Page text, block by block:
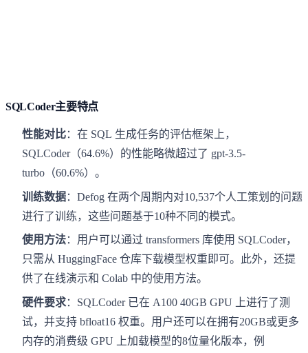
SQLCoder主要特点
性能对比：在 SQL 生成任务的评估框架上，
SQLCoder（64.6%）的性能略微超过了 gpt-3.5-
turbo（60.6%）。
训练数据：Defog 在两个周期内对10,537个人工策划的问题
进行了训练，这些问题基于10种不同的模式。
使用方法：用户可以通过 transformers 库使用 SQLCoder，
只需从 HuggingFace 仓库下载模型权重即可。此外，还提
供了在线演示和 Colab 中的使用方法。
硬件要求：SQLCoder 已在 A100 40GB GPU 上进行了测
试，并支持 bfloat16 权重。用户还可以在拥有20GB或更多
内存的消费级 GPU 上加载模型的8位量化版本，例